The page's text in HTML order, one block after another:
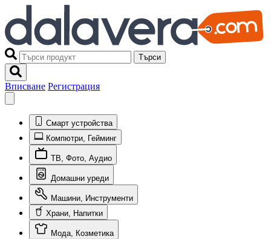
Търси
Вписване Регистрация
Смарт устройства
Компютри, Гейминг
ТВ, Фото, Аудио
Домашни уреди
Машини, Инструменти
Храни, Напитки
Мода, Козметика